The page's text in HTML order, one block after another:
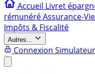
Accueil Livret
rémunéréAssurance-Vie
Impôts & Fiscalité
Autres...
Connexion